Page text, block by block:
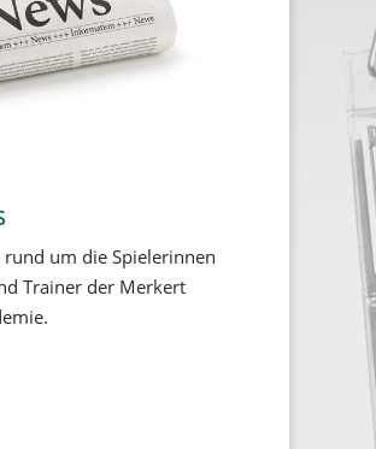
um die Spielerinnen
Trainer der Merkert